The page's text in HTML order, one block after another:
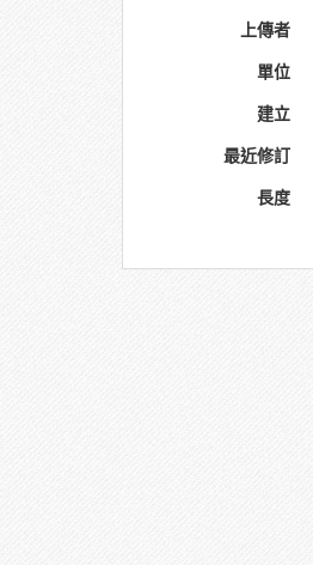
上傳者
單位
建立
最近修訂
長度